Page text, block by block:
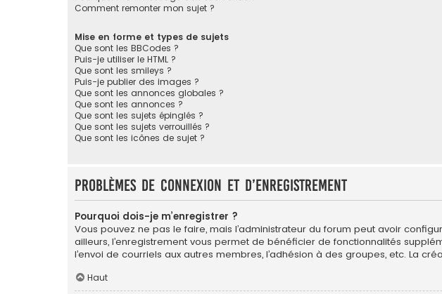
Comment remonter mon sujet ?
Mise en forme et types de sujets
Que sont les BBCodes ?
Puis-je utiliser le HTML ?
Que sont les smileys ?
Puis-je publier des images ?
Que sont les annonces globales ?
Que sont les annonces ?
Que sont les sujets épinglés ?
Que sont les sujets verrouillés ?
Que sont les icônes de sujet ?
Problèmes de connexion et d’enregistrement
Pourquoi dois-je m’enregistrer ?
Vous pouvez ne pas le faire, mais l’administrateur du forum peut avoir
ailleurs, l’enregistrement vous permet de bénéficier de fonctionnalités
l’envoi de courriels aux autres membres, l’adhésion à des groupes, etc. La
Haut